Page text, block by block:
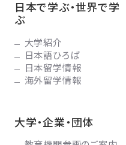
日本で学ぶ・世界で学
ぶ
大学紹介
日本語ひろば
日本留学情報
海外留学情報
大学・企業・団体